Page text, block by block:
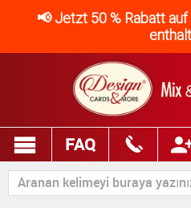
📢 Jetzt 50 % Rabatt
FAQ